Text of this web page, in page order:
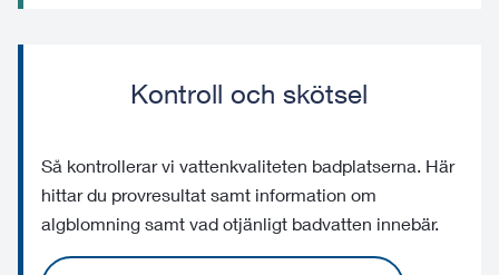
Kontroll och skötsel
Så kontrollerar vi vattenkvaliteten badplatserna. Här
hittar du provresultat samt information om
algblomning samt vad otjänligt badvatten innebär.